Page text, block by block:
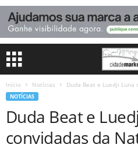
Início Notícias Duda Beat e Luedji
NOTÍCIAS
Duda Beat e
convidadas da